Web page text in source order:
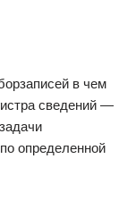
в чем
сведений —
определенной